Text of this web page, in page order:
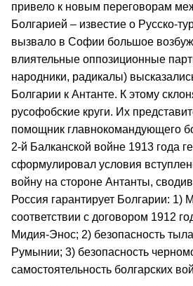
привело к новым переговорам
Болгарией – известие о
вызвало в Софии большое
влиятельные оппозиционные
народники, радикалы)
Болгарии к Антанте. К этому
русофобские круги. Их
помощник главнокомандующего
2‑й Балканской войне 1913 года
сформулировал условия
войну на стороне Антанты,
Россия гарантирует Болгарии: 1)
соответствии с договором 1912
Мидия‑Энос; 2) безопасность
Румынии; 3) безопасность
самостоятельность болгарских